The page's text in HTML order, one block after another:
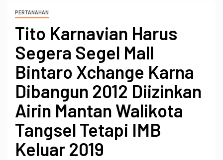
PERTANAHAN
Tito Karnavian Harus
Segera Segel Mall
Bintaro Xchange Karna
Dibangun 2012 Diizinkan
Airin Mantan Walikota
Tangsel Tetapi IMB
Keluar 2019